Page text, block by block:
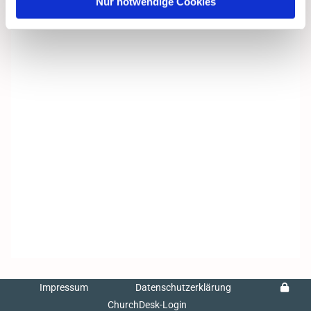
Impressum
Datenschutzerklärung
ChurchDesk-Login